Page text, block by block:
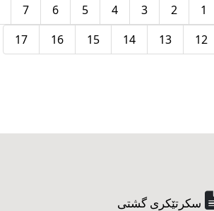
1
2
3
4
5
6
7
12
13
14
15
16
17
سکرتێکری گشتی